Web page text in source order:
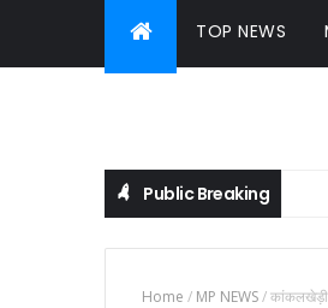
TOP NEWS
Public Breaking
Home / MP NEWS/कांकलखेड़ी